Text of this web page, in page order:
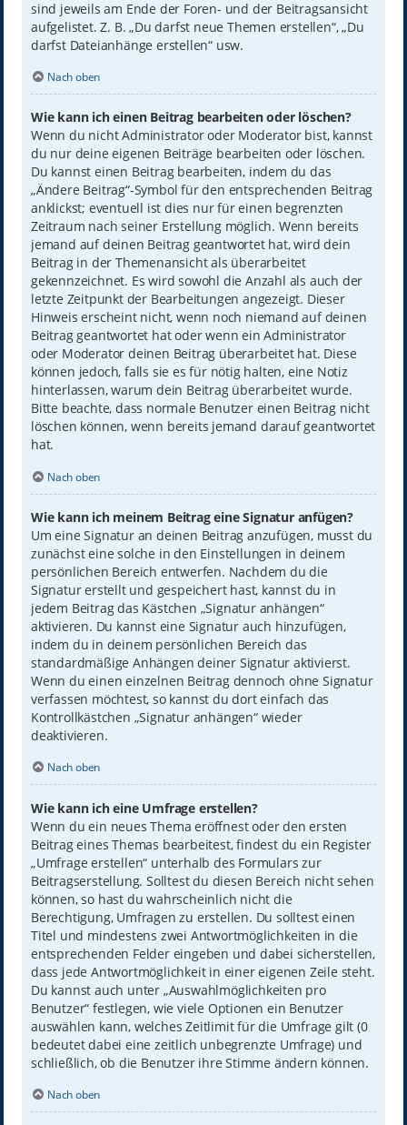
sind jeweils am Ende der Foren- und der Beitragsansicht
aufgelistet. Z. B. „Du darfst neue Themen erstellen“, „Du
darfst Dateianhänge erstellen“ usw.
Nach oben
Wie kann ich einen Beitrag bearbeiten oder löschen?
Wenn du nicht Administrator oder Moderator bist, kannst
du nur deine eigenen Beiträge bearbeiten oder löschen.
Du kannst einen Beitrag bearbeiten, indem du das
„Ändere Beitrag“-Symbol für den entsprechenden Beitrag
anklickst; eventuell ist dies nur für einen begrenzten
Zeitraum nach seiner Erstellung möglich. Wenn bereits
jemand auf deinen Beitrag geantwortet hat, wird dein
Beitrag in der Themenansicht als überarbeitet
gekennzeichnet. Es wird sowohl die Anzahl als auch der
letzte Zeitpunkt der Bearbeitungen angezeigt. Dieser
Hinweis erscheint nicht, wenn noch niemand auf deinen
Beitrag geantwortet hat oder wenn ein Administrator
oder Moderator deinen Beitrag überarbeitet hat. Diese
können jedoch, falls sie es für nötig halten, eine Notiz
hinterlassen, warum dein Beitrag überarbeitet wurde.
Bitte beachte, dass normale Benutzer einen Beitrag nicht
löschen können, wenn bereits jemand darauf geantwortet
hat.
Nach oben
Wie kann ich meinem Beitrag eine Signatur anfügen?
Um eine Signatur an deinen Beitrag anzufügen, musst du
zunächst eine solche in den Einstellungen in deinem
persönlichen Bereich entwerfen. Nachdem du die
Signatur erstellt und gespeichert hast, kannst du in
jedem Beitrag das Kästchen „Signatur anhängen“
aktivieren. Du kannst eine Signatur auch hinzufügen,
indem du in deinem persönlichen Bereich das
standardmäßige Anhängen deiner Signatur aktivierst.
Wenn du einen einzelnen Beitrag dennoch ohne Signatur
verfassen möchtest, so kannst du dort einfach das
Kontrollkästchen „Signatur anhängen“ wieder
deaktivieren.
Nach oben
Wie kann ich eine Umfrage erstellen?
Wenn du ein neues Thema eröffnest oder den ersten
Beitrag eines Themas bearbeitest, findest du ein Register
„Umfrage erstellen“ unterhalb des Formulars zur
Beitragserstellung. Solltest du diesen Bereich nicht sehen
können, so hast du wahrscheinlich nicht die
Berechtigung, Umfragen zu erstellen. Du solltest einen
Titel und mindestens zwei Antwortmöglichkeiten in die
entsprechenden Felder eingeben und dabei sicherstellen,
dass jede Antwortmöglichkeit in einer eigenen Zeile steht.
Du kannst auch unter „Auswahlmöglichkeiten pro
Benutzer“ festlegen, wie viele Optionen ein Benutzer
auswählen kann, welches Zeitlimit für die Umfrage gilt (0
bedeutet dabei eine zeitlich unbegrenzte Umfrage) und
schließlich, ob die Benutzer ihre Stimme ändern können.
Nach oben